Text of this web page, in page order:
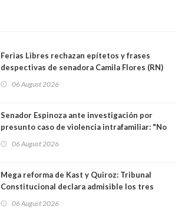
Ferias Libres rechazan epítetos y frases
despectivas de senadora Camila Flores (RN)
06 August 2026
Senador Espinoza ante investigación por
presunto caso de violencia intrafamiliar: "No
antecedentes a Tribunal Supremo
06 August 2026
Mega reforma de Kast y Quiroz: Tribunal
Constitucional declara admisible los tres
06 August 2026